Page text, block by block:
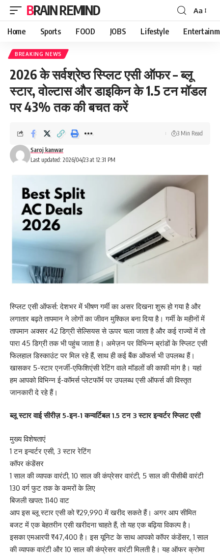
BRAIN REMIND
Font
Resizer
Aa
Home Sports FOOD JOBS Lifestyle
BREAKING NEWS
2026 के सर्वश्रेष्ठ स्प्लिट एसी ऑफर – ब्लू
स्टार, वोल्टास और डाइकिन के 1.5 टन मॉडल
पर 43% तक की बचत करें
Last updated: 2026/04/23 at 12:31 PM
Saroj kanwar
3 Min Read
स्प्लिट एसी ऑफर्स: देशभर में भीषण गर्मी का असर दिखना शुरू हो गया है और
लगातार बढ़ते तापमान ने लोगों का जीवन मुश्किल बना दिया है। गर्मी के महीनों में
तापमान अक्सर 42 डिग्री सेल्सियस से ऊपर चला जाता है और कई राज्यों में तो
पारा 45 डिग्री तक भी पहुंच जाता है। अमेज़न पर विभिन्न ब्रांडों के स्प्लिट एसी
फिलहाल डिस्काउंट पर मिल रहे हैं, साथ ही कई बैंक ऑफर्स भी उपलब्ध हैं।
खासकर 5-स्टार एनर्जी-एफिशिएंसी रेटिंग वाले मॉडलों की काफी मांग है। यहां
हम आपको विभिन्न ई-कॉमर्स प्लेटफॉर्म पर उपलब्ध एसी ऑफर्स की विस्तृत
जानकारी दे रहे हैं।
ब्लू स्टार वाई सीरीज़ 5-इन-1 कन्वर्टिबल 1.5 टन 3 स्टार इन्वर्टर स्प्लिट एसी
मुख्य विशेषताएं
1 टन इन्वर्टर एसी, 3 स्टार रेटिंग
कॉपर कंडेंसर
1 साल की व्यापक वारंटी, 10 साल की कंप्रेसर वारंटी, 5 साल की पीसीबी वारंटी
130 वर्ग फुट तक के कमरों के लिए
बिजली खपत: 1140 वाट
आप इस ब्लू स्टार एसी को ₹29,990 में खरीद सकते हैं। अगर आप सीमित
बजट में एक बेहतरीन एसी खरीदना चाहते हैं, तो यह एक बढ़िया विकल्प है।
इसका एमआरपी ₹47,400 है। इस यूनिट के साथ आपको कॉपर कंडेंसर, 1 साल
की व्यापक वारंटी और 10 साल की कंप्रेसर वारंटी मिलती है। यह ऑफर क्रोमा